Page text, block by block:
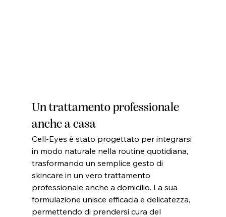
Un trattamento professionale
anche a casa
Cell-Eyes è stato progettato per integrarsi
in modo naturale nella routine quotidiana,
trasformando un semplice gesto di
skincare in un vero trattamento
professionale anche a domicilio. La sua
formulazione unisce efficacia e delicatezza,
permettendo di prendersi cura del